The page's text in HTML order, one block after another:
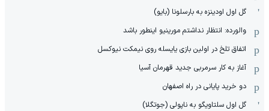
گل اول اودینزه به بارسلونا (بایو)
والورده: انتظار نداشتم مورینیو اینطور باشد
اتفاق تلخ در اولین بازی یایسله روی نیمکت نیوکسل
آغاز به کار سرمربی جدید قهرمان آسیا
دو خرید پایانی در راه اصفهان
گل اول سلتاویگو به ناپولی (جوتگلا)